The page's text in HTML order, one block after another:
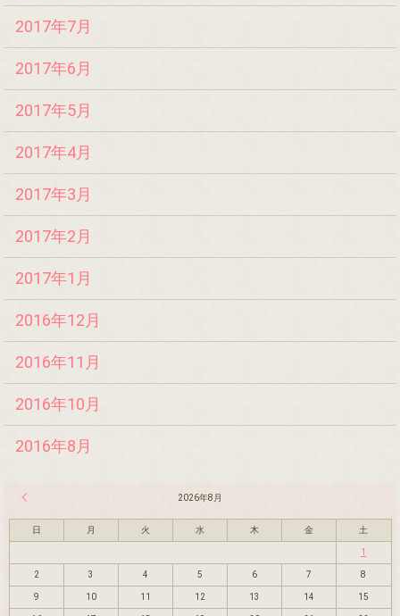
2017年7月
2017年6月
2017年5月
2017年4月
2017年3月
2017年2月
2017年1月
2016年12月
2016年11月
2016年10月
2016年8月
2026年8月
日 月 火 水 木 金 土
1
2 3 4 5 6 7 8
9 10 11 12 13 14 15